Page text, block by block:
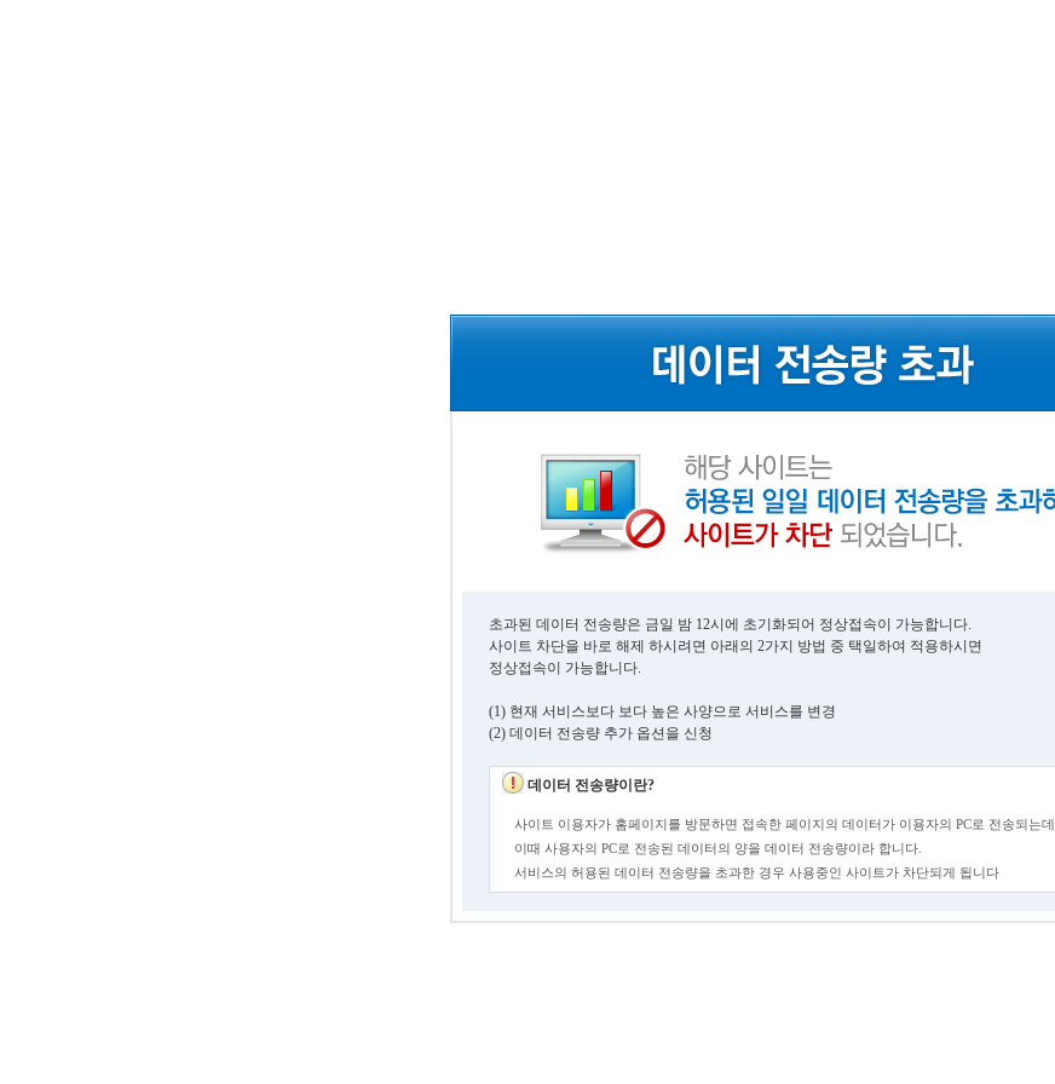
초과된 데이터 전송량은 금일 밤 12시에 초기화되어 정상접속이 가능합니다.
사이트 차단을 바로 해제 하시려면 아래의 2가지 방법 중 택일하여 적용하시면
정상접속이 가능합니다.
(1) 현재 서비스보다 보다 높은 사양으로 서비스를 변경
(2) 데이터 전송량 추가 옵션을 신청
데이터 전송량이란?
사이트 이용자가 홈페이지를 방문하면 접속한 페이지의 데이터가 이용자의 PC로 전송되는데,
이때 사용자의 PC로 전송된 데이터의 양을 데이터 전송량이라 합니다.
서비스의 허용된 데이터 전송량을 초과한 경우 사용중인 사이트가 차단되게 됩니다